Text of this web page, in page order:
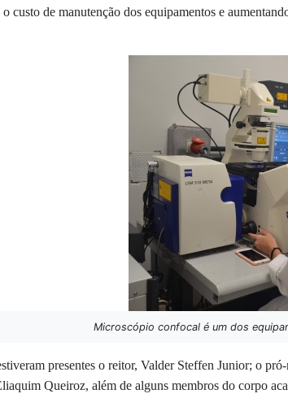
custo de manutenção dos equipamentos e
Microscópio confocal é um dos
presentes o reitor, Valder Steffen Junior; o
Queiroz, além de alguns membros do corpo